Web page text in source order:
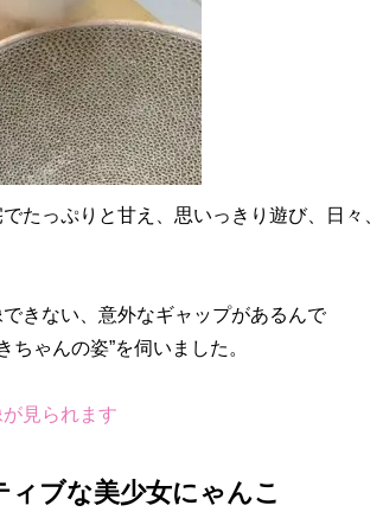
でたっぷりと甘え、思いっきり遊び、日々、
きない、意外なギャップがあるんで
ゃんの姿”を伺いました。
見られます
ブな美少女にゃんこ